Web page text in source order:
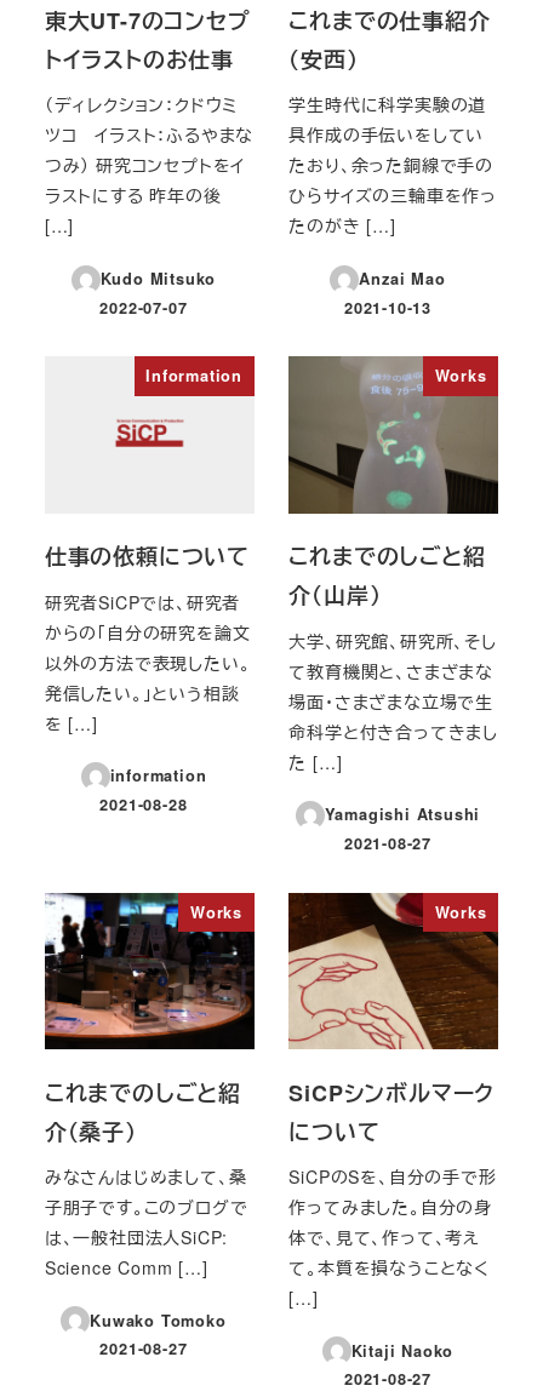
東大UT-7のコンセプ
トイラストのお仕事
（ディレクション：クドウミ
ツコ イラスト：ふるやまな
つみ） 研究コンセプトをイ
ラストにする 昨年の後
[…]
Kudo Mitsuko
投稿日
2022-07-07
これまでの仕事紹介
（安西）
学生時代に科学実験の道
具作成の手伝いをしてい
たおり、余った銅線で手の
ひらサイズの三輪車を作っ
たのがき […]
Anzai Mao
投稿日
2021-10-13
Information
仕事の依頼について
研究者SiCPでは、研究者
からの「自分の研究を論文
以外の方法で表現したい。
発信したい。」という相談
を […]
information
投稿日
2021-08-28
Works
これまでのしごと紹
介（山岸）
大学、研究館、研究所、そし
て教育機関と、さまざまな
場面・さまざまな立場で生
命科学と付き合ってきまし
た […]
Yamagishi Atsushi
投稿日
2021-08-27
Works
これまでのしごと紹
介（桑子）
みなさんはじめまして、桑
子朋子です。このブログで
は、一般社団法人SiCP:
Science Comm […]
Kuwako Tomoko
投稿日
2021-08-27
Works
SiCPシンボルマーク
について
SiCPのSを、自分の手で形
作ってみました。自分の身
体で、見て、作って、考え
て。本質を損なうことなく
[…]
Kitaji Naoko
投稿日
2021-08-27